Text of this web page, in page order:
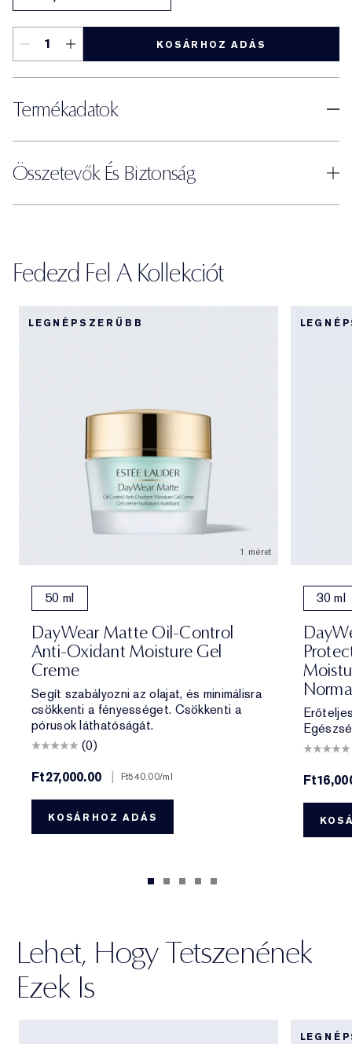
KOSÁRHOZ ADÁS
Termékadatok
Összetevők És Biztonság
Fedezd Fel A Kollekciót
LEGNÉPSZERŰBB
1 méret
50 ml
DayWear Matte Oil-Control
Anti-Oxidant Moisture Gel
Creme
Segít szabályozni az olajat, és minimálisra
csökkenti a fényességet. Csökkenti a
pórusok láthatóságát.
(0)
Ft27,000.00
| Ft540.00/ml
KOSÁRHOZ ADÁS
30 ml
Lehet, Hogy Tetszenének
Ezek Is